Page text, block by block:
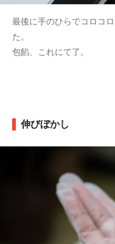
最後に手のひらでコロコ
た。
包餡、これにて了。
伸びぼかし